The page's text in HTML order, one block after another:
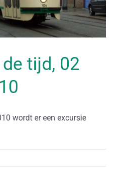
tijd, 02
wordt er een excursie